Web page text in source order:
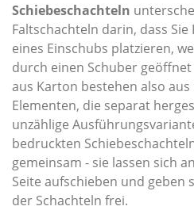
Schiebeschachteln
Faltschachteln darin, dass
eines Einschubs platzieren,
durch einen Schuber
aus Karton bestehen also
Elementen, die separat
unzählige
bedruckten
gemeinsam - sie lassen sich
Seite aufschieben und geben
der Schachteln frei.